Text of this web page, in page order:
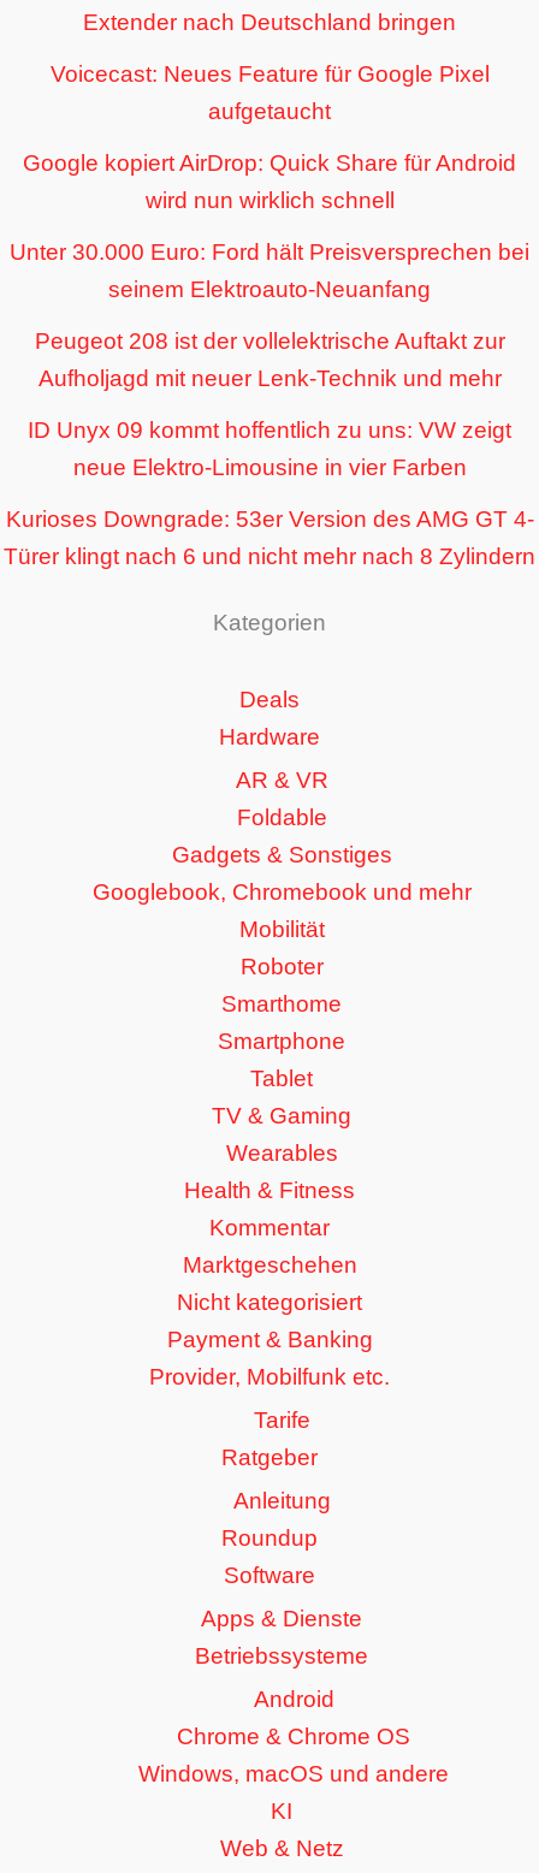
Extender nach Deutschland bringen
Voicecast: Neues Feature für Google Pixel
aufgetaucht
Google kopiert AirDrop: Quick Share für Android
wird nun wirklich schnell
Unter 30.000 Euro: Ford hält Preisversprechen bei
seinem Elektroauto-Neuanfang
Peugeot 208 ist der vollelektrische Auftakt zur
Aufholjagd mit neuer Lenk-Technik und mehr
ID Unyx 09 kommt hoffentlich zu uns: VW zeigt
neue Elektro-Limousine in vier Farben
Kurioses Downgrade: 53er Version des AMG GT 4-
Türer klingt nach 6 und nicht mehr nach 8 Zylindern
Kategorien
Deals
Hardware
AR & VR
Foldable
Gadgets & Sonstiges
Googlebook, Chromebook und mehr
Mobilität
Roboter
Smarthome
Smartphone
Tablet
TV & Gaming
Wearables
Health & Fitness
Kommentar
Marktgeschehen
Nicht kategorisiert
Payment & Banking
Provider, Mobilfunk etc.
Tarife
Ratgeber
Anleitung
Roundup
Software
Apps & Dienste
Betriebssysteme
Android
Chrome & Chrome OS
Windows, macOS und andere
KI
Web & Netz